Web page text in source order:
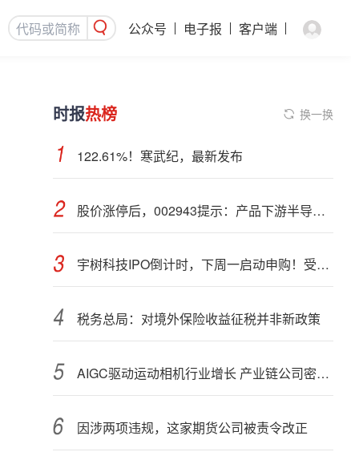
公众号 电子报 客户端
时报热榜 换一换
122.61%！寒武纪，最新发布
股价涨停后，002943提示：产品下游半导体行业应用占比不超过5%
宇树科技IPO倒计时，下周一启动申购！受益股曝光
税务总局：对境外保险收益征税并非新政策
AIGC驱动运动相机行业增长 产业链公司密集布局光学与AI芯片
因涉两项违规，这家期货公司被责令改正